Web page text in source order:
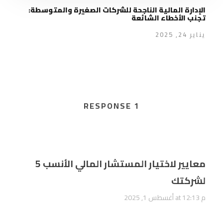
الإدارة المالية الناجحة للشركات الصغيرة والمتوسطة:
تجنب الأخطاء الشائعة
يناير 24, 2025
1 RESPONSE
5 معايير لاختيار المستشار المالي الأنسب
لشركتك
أغسطس 1, 2025 at 12:13 م